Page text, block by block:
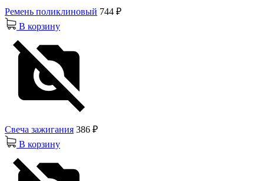
Ремень поликлиновый 744 ₽
В корзину
Свеча зажигания 386 ₽
В корзину